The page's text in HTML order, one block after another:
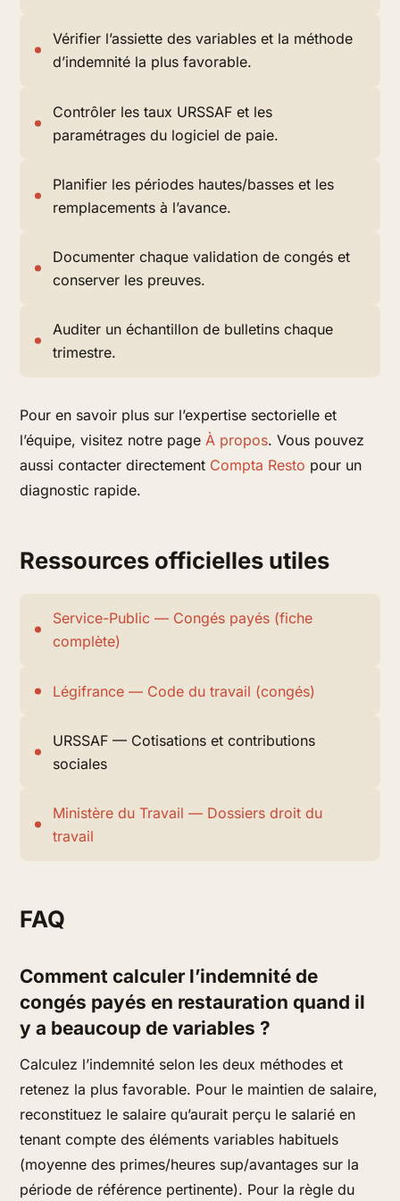
Vérifier l’assiette des variables et la méthode
d’indemnité la plus favorable.
Contrôler les taux URSSAF et les
paramétrages du logiciel de paie.
Planifier les périodes hautes/basses et les
remplacements à l’avance.
Documenter chaque validation de congés et
conserver les preuves.
Auditer un échantillon de bulletins chaque
trimestre.
Pour en savoir plus sur l’expertise sectorielle et
l’équipe, visitez notre page À propos. Vous pouvez
aussi contacter directement Compta Resto pour un
diagnostic rapide.
Ressources officielles utiles
Service-Public — Congés payés (fiche
complète)
Légifrance — Code du travail (congés)
URSSAF — Cotisations et contributions
sociales
Ministère du Travail — Dossiers droit du
travail
FAQ
Comment calculer l’indemnité de
congés payés en restauration quand il
y a beaucoup de variables ?
Calculez l’indemnité selon les deux méthodes et
retenez la plus favorable. Pour le maintien de salaire,
reconstituez le salaire qu’aurait perçu le salarié en
tenant compte des éléments variables habituels
(moyenne des primes/heures sup/avantages sur la
période de référence pertinente). Pour la règle du